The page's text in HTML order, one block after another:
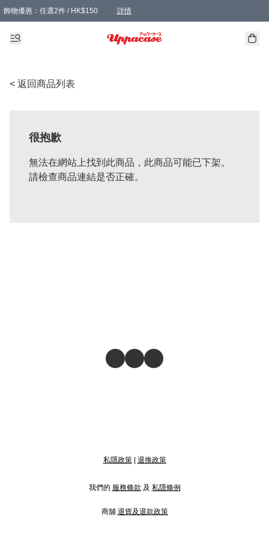
飾物優惠：任選2件 / HK$150 詳情
髮飾優惠：任選2件 / HK$100 詳情
精選襪子優惠：任選3對 / HK$115 詳情
滿額免運：本地訂單滿港幣350元可享免運費優惠
< 返回商品列表
很抱歉
無法在網站上找到此商品，此商品可能已下架。
請檢查商品連結是否正確。
私隱政策| 退換政策
我們的 服務條款 及 私隱條例
商舖 退貨及退款政策